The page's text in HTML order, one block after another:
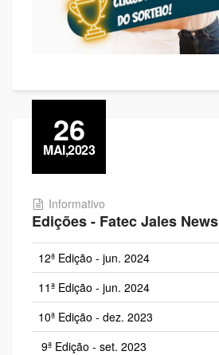
26
MAI,2023
Informativo
Edições - Fatec Jales News
12ª Edição - jun. 2024
11ª Edição - jun. 2024
10ª Edição - dez. 2023
9ª Edição - set. 2023